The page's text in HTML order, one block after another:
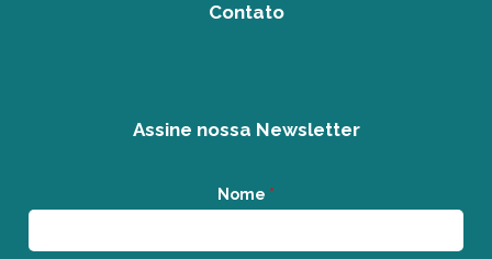
Contato
Assine nossa Newsletter
Nome *